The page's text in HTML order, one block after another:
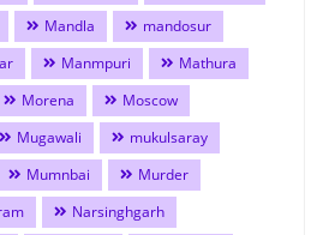
Mandla
mandosur
Manmpuri
Mathura
Morena
Moscow
Mugawali
mukulsaray
Mumnbai
Murder
Narsinghgarh